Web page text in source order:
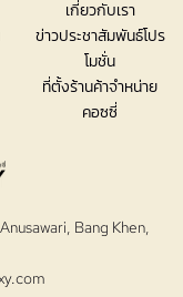
เกี่ยวกับเรา
ข่าวประชาสัมพันธ์โปร
โมชั่น
ที่ตั้งร้านค้าจำหน่าย
คอซซี่
Bang Khen,